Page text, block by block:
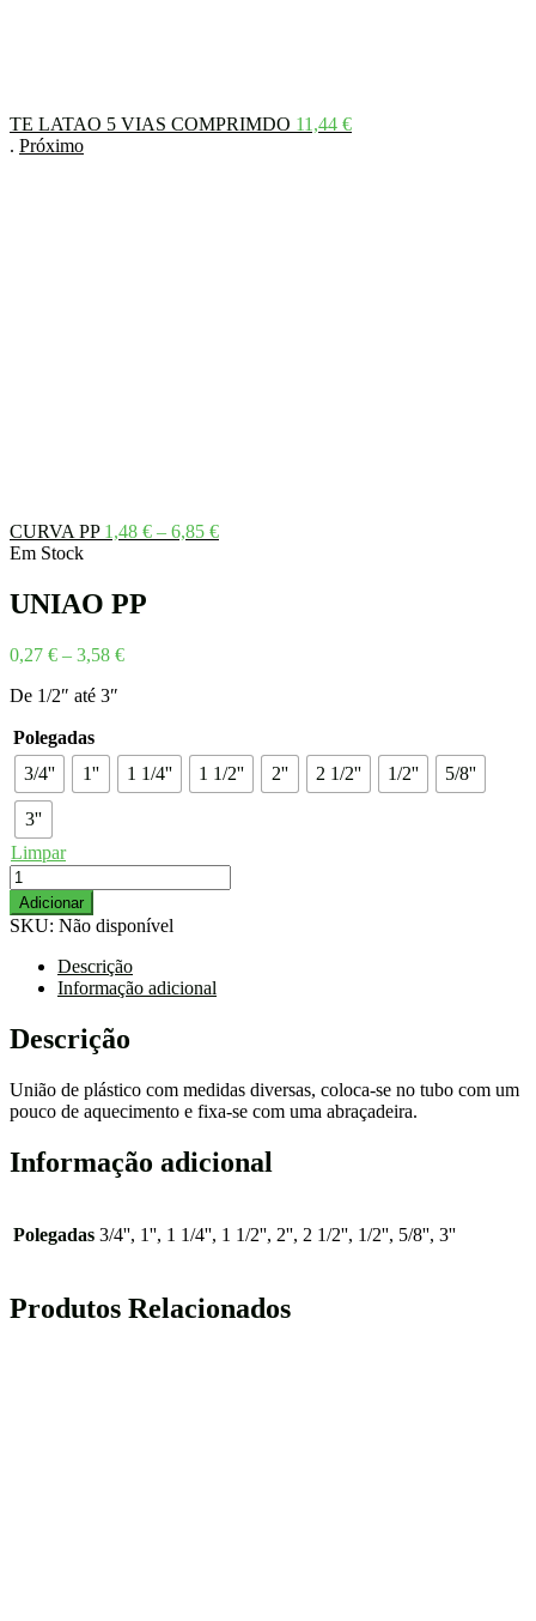
TE LATAO 5 VIAS COMPRIMDO 11,44 €
. Próximo
CURVA PP 1,48 € – 6,85 €Price
Em Stock
UNIAO PP
0,27 € – 3,58 €Price
De 1/2″ até 3″
Polegadas
3/4''
1'' 1 1/4'' 1 1/2'' 2'' 2 1/2'' 1/2'' 5/8''
3''
Limpar
Quantidade
de
UNIAO
PP
Adicionar
SKU: Não disponível
Descrição
Informação adicional
Descrição
União de plástico com medidas diversas, coloca-se no tubo com um
pouco de aquecimento e fixa-se com uma abraçadeira.
Informação adicional
Polegadas 3/4'', 1'', 1 1/4'', 1 1/2'', 2'', 2 1/2'', 1/2'', 5/8'', 3''
Produtos Relacionados